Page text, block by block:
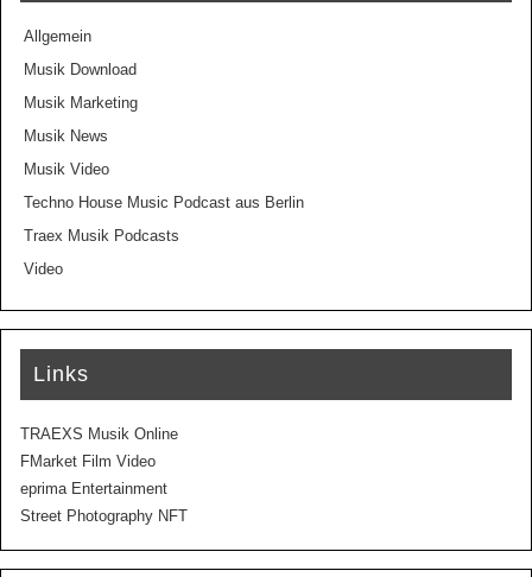
Allgemein
Musik Download
Musik Marketing
Musik News
Musik Video
Techno House Music Podcast aus Berlin
Traex Musik Podcasts
Video
Links
TRAEXS Musik Online
FMarket Film Video
eprima Entertainment
Street Photography NFT